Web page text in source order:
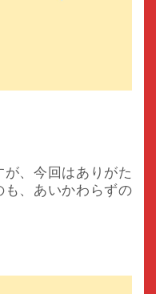
、今回はありがた
、あいかわらずの